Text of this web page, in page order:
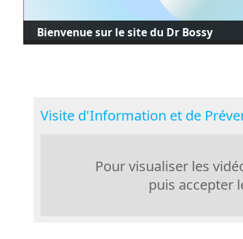
Bienvenue sur le site du Dr Bossy
Visite d'Information et de
Pour visualiser les
puis accepter